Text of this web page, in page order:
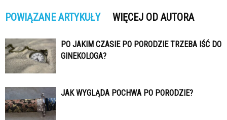
POWIĄZANE ARTYKUŁY WIĘCEJ OD AUTORA
PO JAKIM CZASIE PO PORODZIE TRZEBA IŚĆ DO
GINEKOLOGA?
JAK WYGLĄDA POCHWA PO PORODZIE?